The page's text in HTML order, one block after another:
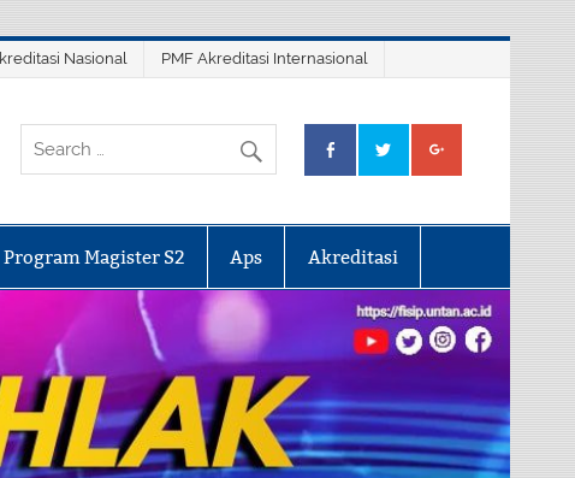
Nasional PMF Akreditasi Internasional
Program Magister S2 Aps Akreditasi